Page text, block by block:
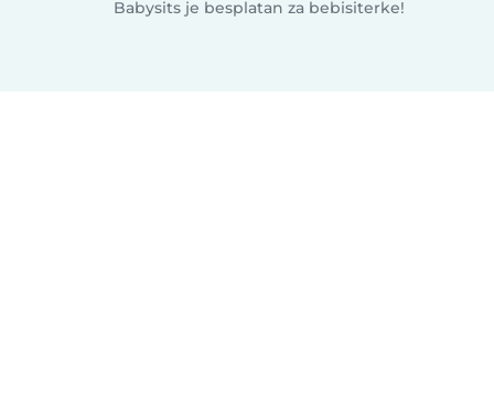
Babysits je besplatan za bebisiterke!